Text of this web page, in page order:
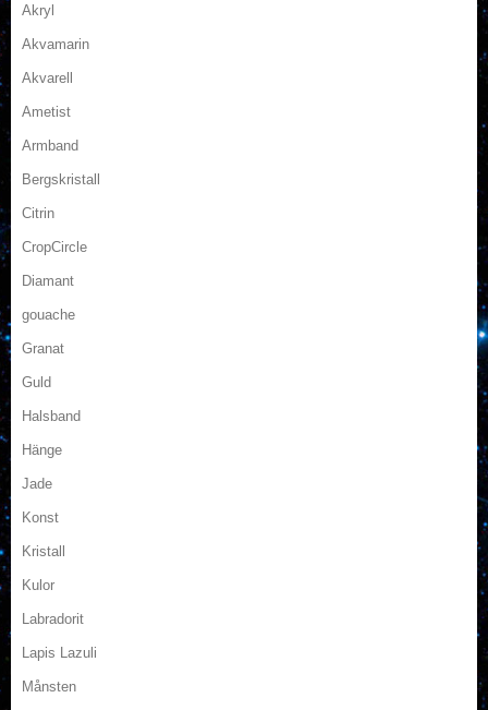
Akryl
Akvamarin
Akvarell
Ametist
Armband
Bergskristall
Citrin
CropCircle
Diamant
gouache
Granat
Guld
Halsband
Hänge
Jade
Konst
Kristall
Kulor
Labradorit
Lapis Lazuli
Månsten